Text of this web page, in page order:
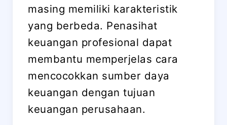
masing memiliki karakteristik
yang berbeda. Penasihat
keuangan profesional dapat
membantu memperjelas cara
mencocokkan sumber daya
keuangan dengan tujuan
keuangan perusahaan.